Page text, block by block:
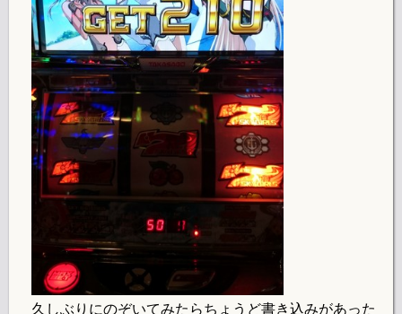
久しぶりにのぞいてみたらちょうど書き込みがあった